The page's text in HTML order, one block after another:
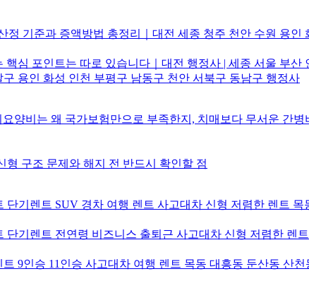
정 기준과 증액방법 총정리｜대전 세종 청주 천안 수원 용
심 포인트는 따로 있습니다｜대전 행정사 | 세종 서울 부산
용인 화성 인천 부평구 남동구 천안 서북구 동남구 행정사
양비는 왜 국가보험만으로 부족한지, 치매보다 무서운 간
형 구조 문제와 해지 전 반드시 확인할 점
기렌트 SUV 경차 여행 렌트 사고대차 신형 저렴한 렌트
단기렌트 전연령 비즈니스 출퇴근 사고대차 신형 저렴한 렌
9인승 11인승 사고대차 여행 렌트 목동 대흥동 둔산동 산